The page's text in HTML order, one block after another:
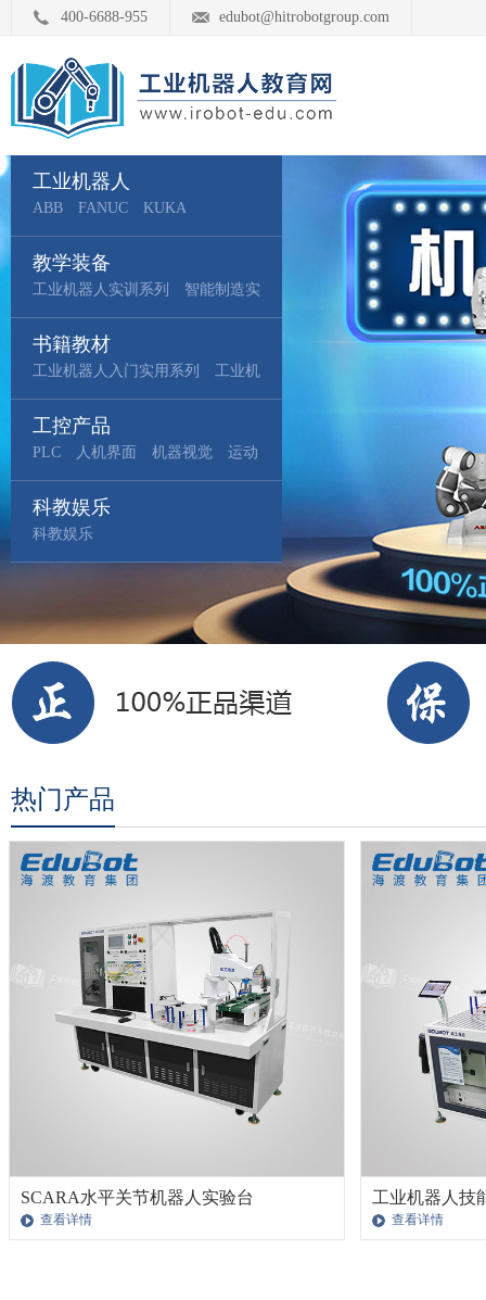
400-6688-955 edubot@hitrobotgroup.com
工业机器人
ABB FANUC
KUKA
YASKAWA
Kawasaki
COMAU
UR
遨博
特
珞石 配天 台达
汇川
EPSON
YAMAHA
其他品牌机
器人
教学装备
工业机器人实训系列
智能制造实
训系列
工业互联网实训系列
人
工智能实训系列
列
书籍教材
工业机器人入门实用系列
工业机
器人技术基础系列
工业机器人编
程操作系列
系列
智能制造产教融合系列
工
业互联网产教融合系列
人工智能
产教融合系列
工控产品
PLC 人机界面 机器视觉
运动
控制
工业以太网 变频器
传感
器
科教娱乐
科教娱乐
热门产品
SCARA水平关节机器人实验台
查看详情
工业机器人技
查看详情